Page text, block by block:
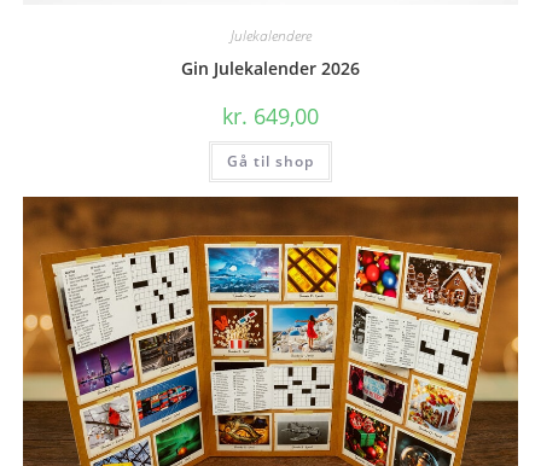
Julekalendere
Gin Julekalender 2026
kr. 649,00
Gå til shop